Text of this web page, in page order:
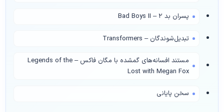
پسران بد ۲ – Bad Boys II
تبدیل‌شوندگان – Transformers
مستند افسانه‌های گمشده با مگان فاکس – Legends of the
Lost with Megan Fox
سخن پایانی